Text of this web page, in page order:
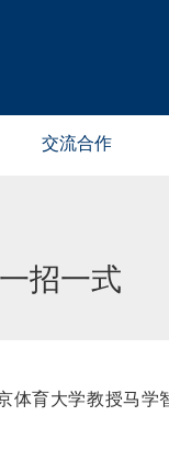
交流合作
招一式
体育大学教授马学